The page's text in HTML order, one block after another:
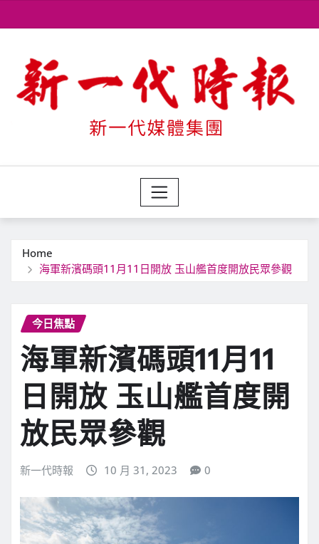
to
Home
海軍新濱碼頭11月11日開放 玉山艦首度開放民眾參觀
今日焦點
海軍新濱碼頭11月11
日開放 玉山艦首度開
放民眾參觀
新一代時報 10 月 31, 2023 0